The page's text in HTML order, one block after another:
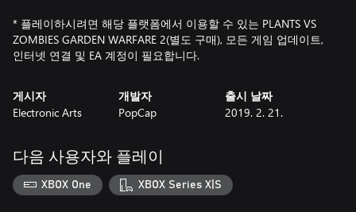
* 플레이하시려면 해당 플랫폼에서 이용할 수 있는 PLANTS VS
ZOMBIES GARDEN WARFARE 2(별도 구매), 모든 게임 업데이트,
인터넷 연결 및 EA 계정이 필요합니다.
게시자
Electronic Arts
개발자
PopCap
출시 날짜
2019. 2. 21.
다음 사용자와 플레이
XBOX One XBOX Series X|S